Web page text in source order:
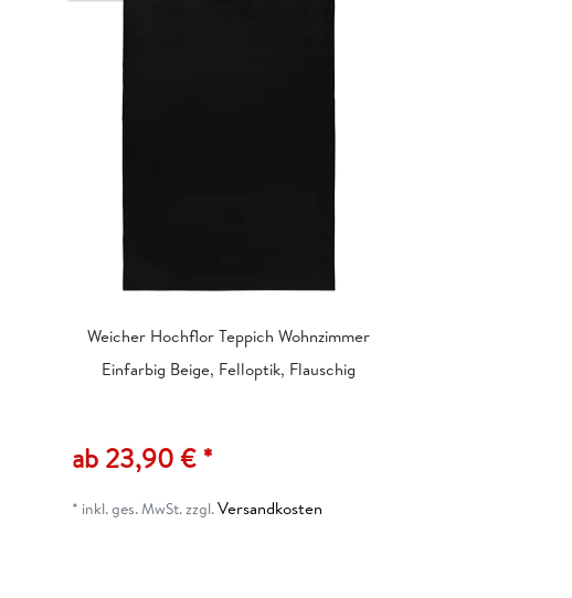
Weicher Hochflor Teppich Wohnzimmer
Einfarbig Beige, Felloptik, Flauschig
ab 23,90 € *
* inkl. ges. MwSt.zzgl.Versandkosten